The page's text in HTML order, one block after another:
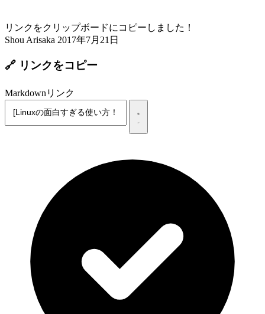
リンクをクリップボードにコピーしました！
Shou Arisaka 2017年7月21日
🔗 リンクをコピー
Markdownリンク